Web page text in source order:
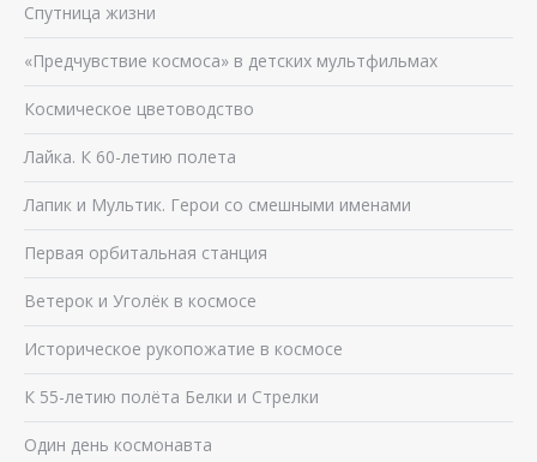
Спутница жизни
«Предчувствие космоса» в детских мультфильмах
Космическое цветоводство
Лайка. К 60-летию полета
Лапик и Мультик. Герои со смешными именами
Первая орбитальная станция
Ветерок и Уголёк в космосе
Историческое рукопожатие в космосе
К 55-летию полёта Белки и Стрелки
Один день космонавта